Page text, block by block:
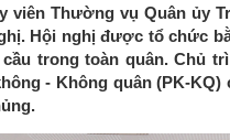
viên Thường vụ Quân ủy
Hội nghị được tổ chức
cầu trong toàn quân. Chủ
- Không quân (PK-